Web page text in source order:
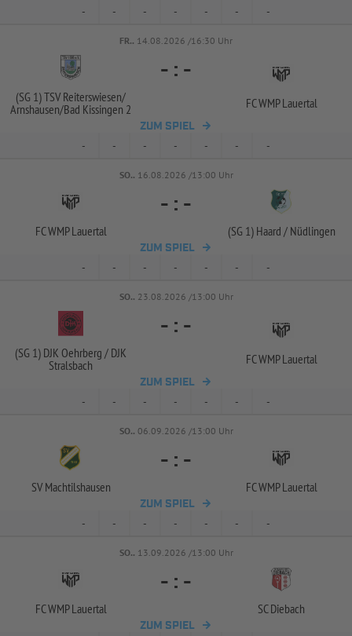
- - - - - - -
FR.. 14.08.2026 /16:30 Uhr
(SG 1) TSV Reiterswiesen/
Arnshausen/Bad Kissingen 2
- : -
FC WMP Lauertal
ZUM SPIEL
- - - - - - -
SO.. 16.08.2026 /13:00 Uhr
FC WMP Lauertal
- : -
(SG 1) Haard /Nüdlingen
ZUM SPIEL
- - - - - - -
SO.. 23.08.2026 /13:00 Uhr
(SG 1) DJK Oehrberg / DJK
Stralsbach
- : -
FC WMP Lauertal
ZUM SPIEL
- - - - - - -
SO.. 06.09.2026 /13:00 Uhr
SV Machtilshausen
- : -
FC WMP Lauertal
ZUM SPIEL
- - - - - - -
SO.. 13.09.2026 /13:00 Uhr
FC WMP Lauertal
- : -
SC Diebach
ZUM SPIEL